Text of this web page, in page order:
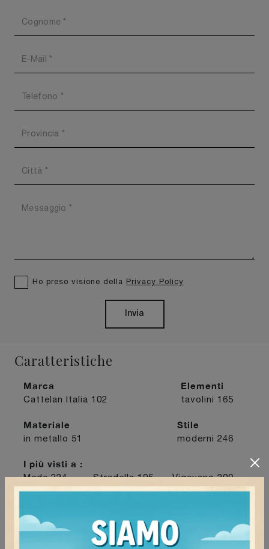
Ho preso visione della Privacy Policy
Invia
Caratteristiche
Marca
Cattelan Italia 102
Elementi
tavolini 165
Materiale
in metallo 51
Stile
moderni 246
I più visti a :
Mede224 Stradella195 Vigevano209
Voghera214
Continua a navigare